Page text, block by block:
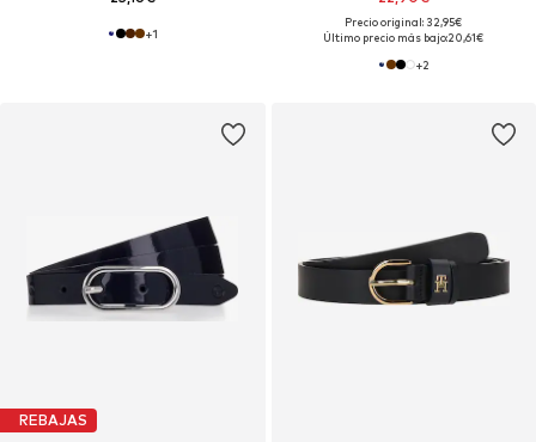
+1
Precio original: 32,95€
Último precio más bajo:20,61€
+2
REBAJAS